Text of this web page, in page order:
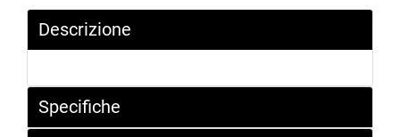
Descrizione
Specifiche